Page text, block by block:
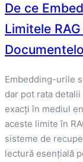
De ce
Limitele
Embedding-urile
dar pot rata
exacți în mediul
aceste limite în
sisteme de
lectură esențială